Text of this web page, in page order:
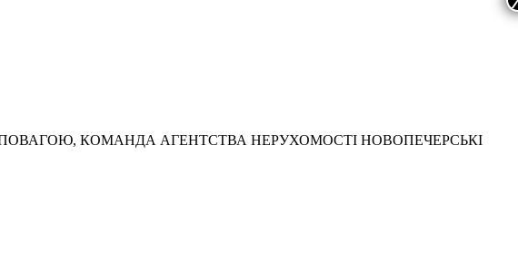
КОМАНДА АГЕНТСТВА НЕРУХОМОСТІ НОВОПЕЧЕРСЬКІ